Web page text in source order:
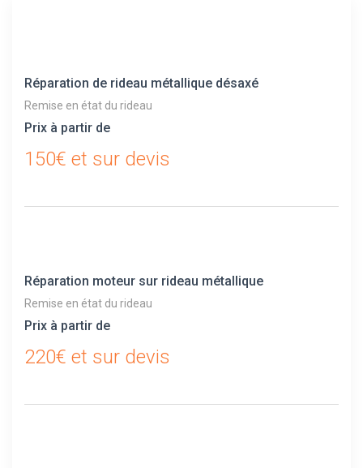
Réparation de rideau métallique désaxé
Remise en état du rideau
Prix à partir de
150€ et sur devis
Réparation moteur sur rideau métallique
Remise en état du rideau
Prix à partir de
220€ et sur devis